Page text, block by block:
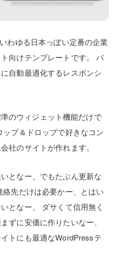
いわゆる日本っぽい定番の企業
向けテンプレートです。
パ
自動最適化するレスポンシ
のウィジェット機能だけで
ップ＆ドロップで好きなコン
社のサイトが作れます。
となー、でもたぶん更新な
絡先だけは必要かー、とはい
となー、
ダサくて信用無く
ずに安価に作りたいなー、
トにも最適なWordPressテ